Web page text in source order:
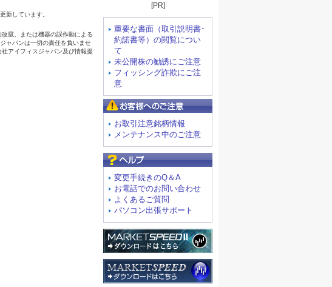
[PR]
重要な書面（取引説明書･
約諾書等）の閲覧につい
て
未公開株の勧誘にご注意
フィッシング詐欺にご注
意
お取引注意銘柄情報
メンテナンス中のご注意
変更手続きのQ＆A
お電話でのお問い合わせ
よくあるご質問
パソコン出張サポート